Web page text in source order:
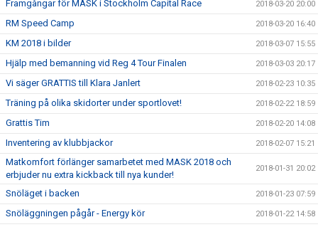
Framgångar för MASK i Stockholm Capital Race 2018-03-20 20:00
RM Speed Camp 2018-03-20 16:40
KM 2018 i bilder 2018-03-07 15:55
Hjälp med bemanning vid Reg 4 Tour Finalen 2018-03-03 20:17
Vi säger GRATTIS till Klara Janlert 2018-02-23 10:35
Träning på olika skidorter under sportlovet! 2018-02-22 18:59
Grattis Tim 2018-02-20 14:08
Inventering av klubbjackor 2018-02-07 15:21
Matkomfort förlänger samarbetet med MASK 2018 och
erbjuder nu extra kickback till nya kunder!
2018-01-31 20:02
Snöläget i backen 2018-01-23 07:59
Snöläggningen pågår - Energy kör 2018-01-22 14:58